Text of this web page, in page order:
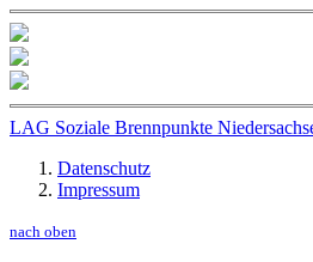
LAG Soziale Brennpunkte
Datenschutz
Impressum
nach oben